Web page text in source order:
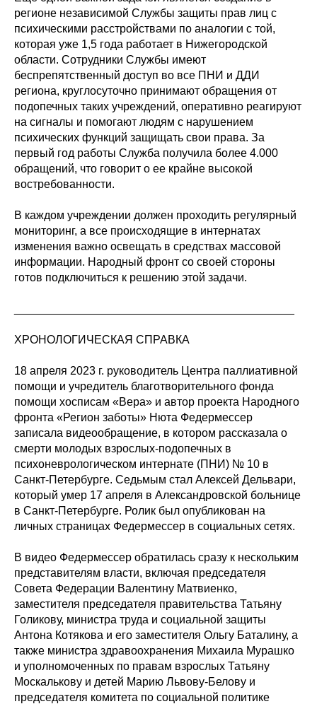
регионе независимой Службы защиты прав лиц с
психическими расстройствами по аналогии с той,
которая уже 1,5 года работает в Нижегородской
области. Сотрудники Службы имеют
беспрепятственный доступ во все ПНИ и ДДИ
региона, круглосуточно принимают обращения от
подопечных таких учреждений, оперативно реагируют
на сигналы и помогают людям с нарушением
психических функций защищать свои права. За
первый год работы Служба получила более 4.000
обращений, что говорит о ее крайне высокой
востребованности.
В каждом учреждении должен проходить регулярный
мониторинг, а все происходящие в интернатах
изменения важно освещать в средствах массовой
информации. Народный фронт со своей стороны
готов подключиться к решению этой задачи.
ХРОНОЛОГИЧЕСКАЯ СПРАВКА
18 апреля 2023 г. руководитель Центра паллиативной
помощи и учредитель благотворительного фонда
помощи хосписам «Вера» и автор проекта Народного
фронта «Регион заботы» Нюта Федермессер
записала видеообращение, в котором рассказала о
смерти молодых взрослых-подопечных в
психоневрологическом интернате (ПНИ) № 10 в
Санкт-Петербурге. Седьмым стал Алексей Дельвари,
который умер 17 апреля в Александровской больнице
в Санкт-Петербурге. Ролик был опубликован на
личных страницах Федермессер в социальных сетях.
В видео Федермессер обратилась сразу к нескольким
представителям власти, включая председателя
Совета Федерации Валентину Матвиенко,
заместителя председателя правительства Татьяну
Голикову, министра труда и социальной защиты
Антона Котякова и его заместителя Ольгу Баталину, а
также министра здравоохранения Михаила Мурашко
и уполномоченных по правам взрослых Татьяну
Москалькову и детей Марию Львову-Белову и
председателя комитета по социальной политике